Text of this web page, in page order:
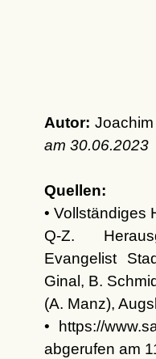
Autor:
am 30.06.2023
Quellen:
• Vollständiges
Q-Z.
Evangelist
Ginal, B.
(A. Manz),
• https://
abgerufen am